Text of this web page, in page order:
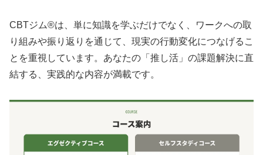
CBTジム®は、単に知識を学ぶだけでなく、ワークへの取
り組みや振り返りを通じて、現実の行動変化につなげるこ
とを重視しています。あなたの「推し活」の課題解決に直
結する、実践的な内容が満載です。